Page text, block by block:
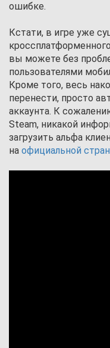
ошибке.
Кстати, в игре уже
вы можете без
пользователями
Кроме того, весь
перенести, просто
аккаунта. К
Steam, никакой
загрузить альфа
на официальной